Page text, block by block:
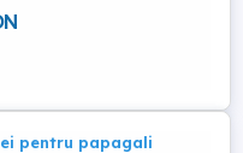
pentru papagali